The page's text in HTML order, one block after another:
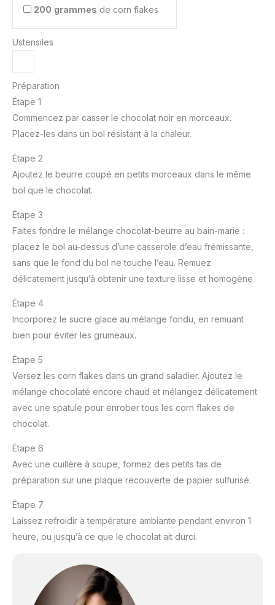
200 grammes de corn flakes
Ustensiles
Préparation
Étape 1
Commencez par casser le chocolat noir en morceaux.
Placez-les dans un bol résistant à la chaleur.
Étape 2
Ajoutez le beurre coupé en petits morceaux dans le même
bol que le chocolat.
Étape 3
Faites fondre le mélange chocolat-beurre au bain-marie :
placez le bol au-dessus d’une casserole d’eau frémissante,
sans que le fond du bol ne touche l’eau. Remuez
délicatement jusqu’à obtenir une texture lisse et homogène.
Étape 4
Incorporez le sucre glace au mélange fondu, en remuant
bien pour éviter les grumeaux.
Étape 5
Versez les corn flakes dans un grand saladier. Ajoutez le
mélange chocolaté encore chaud et mélangez délicatement
avec une spatule pour enrober tous les corn flakes de
chocolat.
Étape 6
Avec une cuillère à soupe, formez des petits tas de
préparation sur une plaque recouverte de papier sulfurisé.
Étape 7
Laissez refroidir à température ambiante pendant environ 1
heure, ou jusqu’à ce que le chocolat ait durci.